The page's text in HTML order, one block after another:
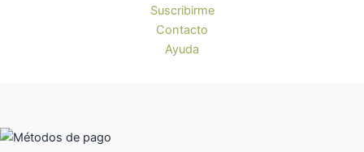
Suscribirme
Contacto
Ayuda